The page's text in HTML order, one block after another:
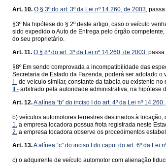
Art. 10. O § 3º do art. 3º da Lei nº 14.260, de 2003,
§3º Na hipótese do § 2º deste artigo, caso o veículo
sido expedido o Auto de Entrega pelo órgão
do seu proprietário.
Art. 11. O § 8º do art. 3º da Lei nº 14.260, de 2003,
§8º Em sendo comprovada a incompatibilidade das
Secretaria de Estado da Fazenda, poderá ser adotado o
I - de veículo similar, constante da tabela ou existente no
II - arbitrado pela autoridade administrativa, na hipótese
Art. 12.A alínea “b” do inciso I do art. 4º da Lei nº
b) veículos automotores terrestres destinados à
1. a empresa locadora possua frota registrada neste
2. a empresa locadora observe os procedimentos
Art. 13.A alínea “c” do inciso I do caput do art. 6º da Lei
c) o adquirente de veículo automotor com alienação